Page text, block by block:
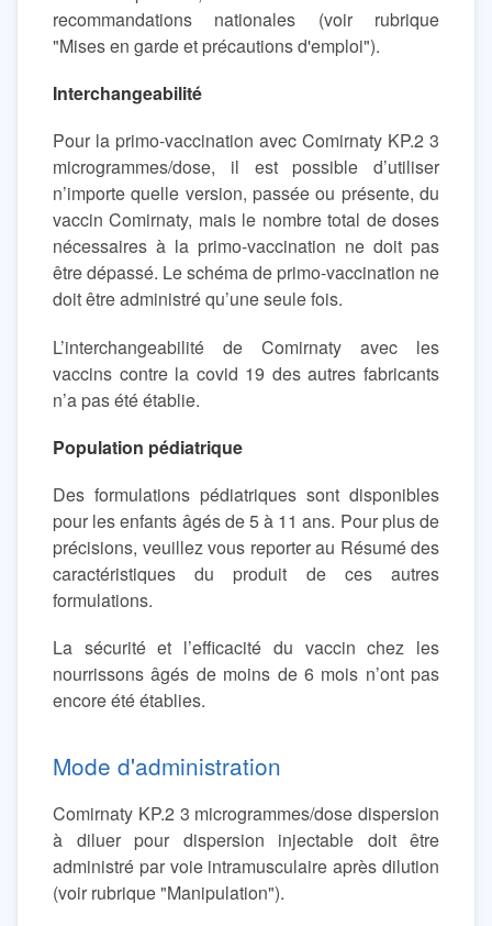
recommandations nationales (voir rubrique
"Mises en garde et précautions d'emploi").
Interchangeabilité
Pour la primo-vaccination avec Comirnaty KP.2 3
microgrammes/dose, il est possible d’utiliser
n’importe quelle version, passée ou présente, du
vaccin Comirnaty, mais le nombre total de doses
nécessaires à la primo-vaccination ne doit pas
être dépassé. Le schéma de primo-vaccination ne
doit être administré qu’une seule fois.
L’interchangeabilité de Comirnaty avec les
vaccins contre la covid 19 des autres fabricants
n’a pas été établie.
Population pédiatrique
Des formulations pédiatriques sont disponibles
pour les enfants âgés de 5 à 11 ans. Pour plus de
précisions, veuillez vous reporter au Résumé des
caractéristiques du produit de ces autres
formulations.
La sécurité et l’efficacité du vaccin chez les
nourrissons âgés de moins de 6 mois n’ont pas
encore été établies.
Mode d'administration
Comirnaty KP.2 3 microgrammes/dose dispersion
à diluer pour dispersion injectable doit être
administré par voie intramusculaire après dilution
(voir rubrique "Manipulation").